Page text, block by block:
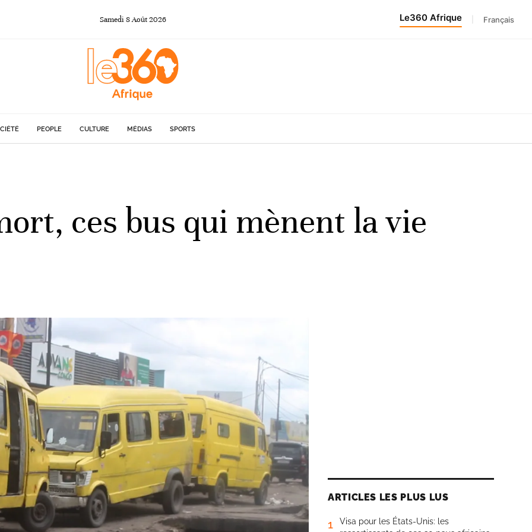
Samedi 8Août2026 Le360 Afrique Français
PEOPLE CULTURE MÉDIAS SPORTS
ces bus qui mènent la vie
ARTICLES LES PLUS LUS
1
Visa pour les États-Unis: les